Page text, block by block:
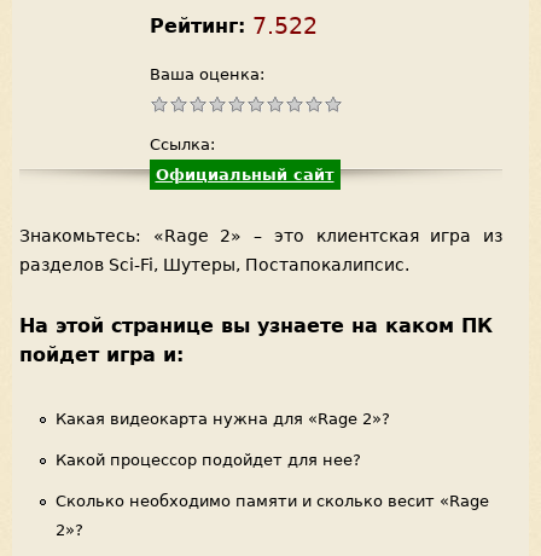
Рейтинг: 7.522
Ваша оценка:
Ссылка:
Официальный сайт
Знакомьтесь: «Rage 2» – это клиентская игра из
разделов Sci-Fi, Шутеры, Постапокалипсис.
На этой странице вы узнаете на каком ПК
пойдет игра и:
Какая видеокарта нужна для «Rage 2»?
Какой процессор подойдет для нее?
Сколько необходимо памяти и сколько весит «Rage
2»?